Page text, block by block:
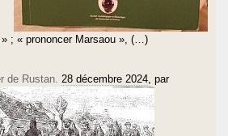
; « prononcer Marsaou », (…)
de Rustan. 28 décembre 2024 , par